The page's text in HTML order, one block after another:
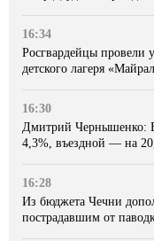
16:34
Росгвардейцы провели
детского лагеря
16:30
Дмитрий Чернышенко:
4,3%, въездной — на
16:28
Из бюджета Чечни
пострадавшим от